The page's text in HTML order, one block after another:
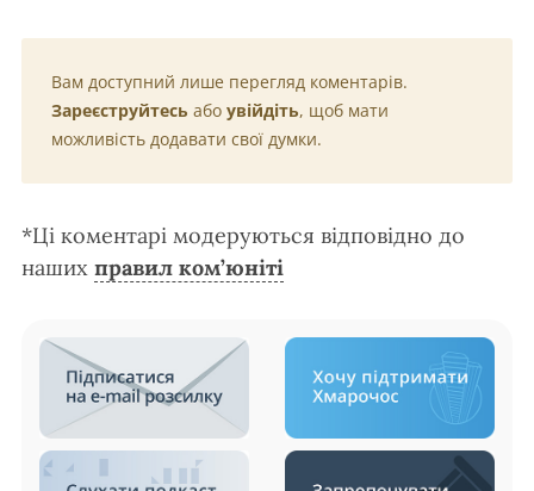
Вам доступний лише перегляд коментарів.
Зареєструйтесь або увійдіть, щоб мати
можливість додавати свої думки.
*Ці коментарі модеруються відповідно до
наших правил ком’юніті